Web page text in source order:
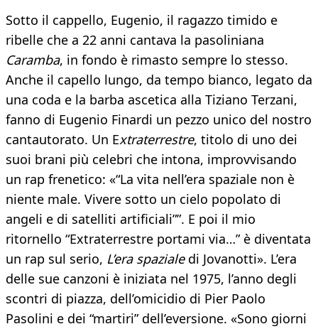
Sotto il cappello, Eugenio, il ragazzo timido e
ribelle che a 22 anni cantava la pasoliniana
Caramba, in fondo è rimasto sempre lo stesso.
Anche il capello lungo, da tempo bianco, legato da
una coda e la barba ascetica alla Tiziano Terzani,
fanno di Eugenio Finardi un pezzo unico del nostro
cantautorato. Un Extraterrestre, titolo di uno dei
suoi brani più celebri che intona, improvvisando
un rap frenetico: «“La vita nell’era spaziale non è
niente male. Vivere sotto un cielo popolato di
angeli e di satelliti artificiali””. E poi il mio
ritornello “Extraterrestre portami via…” è diventata
un rap sul serio, L’era spazialedi Jovanotti». L’era
delle sue canzoni è iniziata nel 1975, l’anno degli
scontri di piazza, dell’omicidio di Pier Paolo
Pasolini e dei “martiri” dell’eversione. «Sono giorni